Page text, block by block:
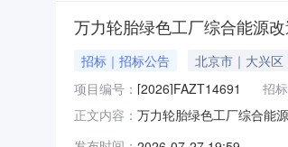
万力轮胎绿色工厂综合能源
招标｜招标公告 北京市｜大兴区
项目编号： [2026]FAZT14691 招
正文内容： 万力轮胎绿色工厂综合能